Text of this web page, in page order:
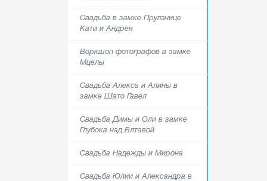
Свадьба в замке Пругонице
Кати и Андрея
Воркшоп фотографов в замке
Мцелы
Свадьба Алекса и Алины в
замке Шато Гавел
Свадьба Димы и Оли в замке
Глубока над Влтавой
Свадьба Надежды и Мирона
Свадьба Юлии и Александра в